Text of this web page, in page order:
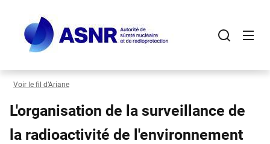
contenu
principal
Voir le fil d’Ariane
L'organisation de la surveillance de
la radioactivité de l'environnement